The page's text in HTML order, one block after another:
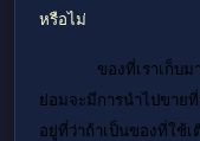
หรือไม่
ของที่เราเก็บ
ย่อมจะมีการนำไปขาย
อยู่ที่ว่าถ้าเป็นของที่ใช้เ